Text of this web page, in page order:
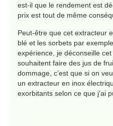
est-il que le rendement est
prix est tout de même
Peut-être que cet extracteur
blé et les sorbets par
expérience, je déconseille
souhaitent faire des jus de
dommage, c’est que si on
un extracteur en inox
exorbitants selon ce que j’ai